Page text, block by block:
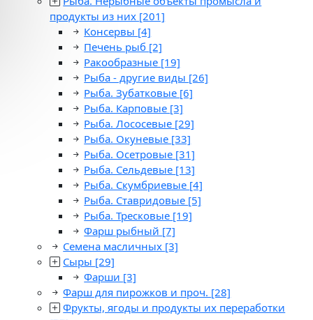
продукты из них [201]
Консервы [4]
Печень рыб [2]
Ракообразные [19]
Рыба - другие виды [26]
Рыба. Зубатковые [6]
Рыба. Карповые [3]
Рыба. Лососевые [29]
Рыба. Окуневые [33]
Рыба. Осетровые [31]
Рыба. Сельдевые [13]
Рыба. Скумбриевые [4]
Рыба. Ставридовые [5]
Рыба. Тресковые [19]
Фарш рыбный [7]
Семена масличных [3]
Сыры [29]
Фарши [3]
Фарш для пирожков и проч. [28]
Фрукты, ягоды и продукты их переработки